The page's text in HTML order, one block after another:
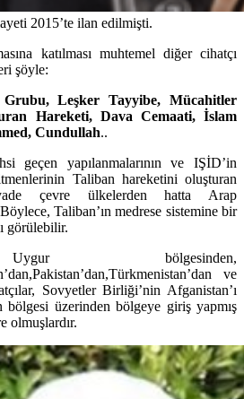
2015’te ilan edilmişti.
katılması muhtemel diğer cihatçı
şöyle:
Leşker Tayyibe, Mücahitler
Hareketi, Dava Cemaati, İslam
Cundullah..
geçen yapılanmalarının ve IŞİD’in
Taliban hareketini oluşturan
çevre ülkelerden hatta Arap
Taliban’ın medrese sistemine bir
görülebilir.
bölgesinden,
ve
Sovyetler Birliği’nin Afganistan’ı
bölgesi üzerinden bölgeye giriş yapmış
olmuşlardır.